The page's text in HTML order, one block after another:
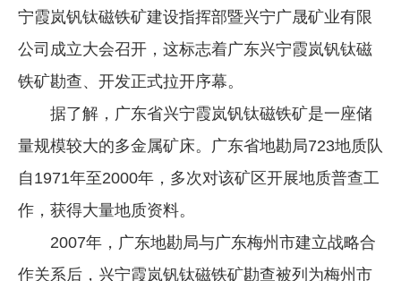
行情报价
宁霞岚钒钛磁铁矿建设指挥部暨兴宁广晟矿业有限
公司成立大会召开，这标志着广东兴宁霞岚钒钛磁
铁矿勘查、开发正式拉开序幕。
据了解，广东省兴宁霞岚钒钛磁铁矿是一座储
量规模较大的多金属矿床。广东省地勘局723地质队
自1971年至2000年，多次对该矿区开展地质普查工
作，获得大量地质资料。
2007年，广东地勘局与广东梅州市建立战略合
作关系后，兴宁霞岚钒钛磁铁矿勘查被列为梅州市